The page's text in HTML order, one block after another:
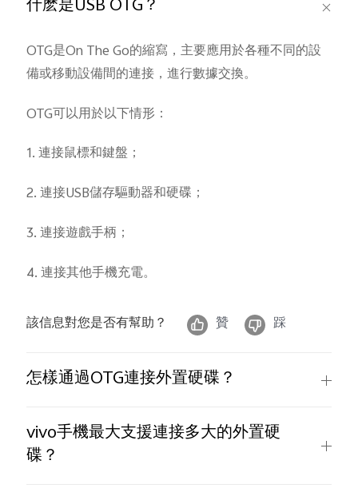
什麽是USB OTG？
OTG是On The Go的縮寫，主要應用於各種不同的設
備或移動設備間的連接，進行數據交換。
OTG可以用於以下情形：
1. 連接鼠標和鍵盤；
2. 連接USB儲存驅動器和硬碟；
3. 連接遊戲手柄；
4. 連接其他手機充電。
該信息對您是否有幫助？ 贊 踩
怎樣通過OTG連接外置硬碟？
vivo手機最大支援連接多大的外置硬
碟？